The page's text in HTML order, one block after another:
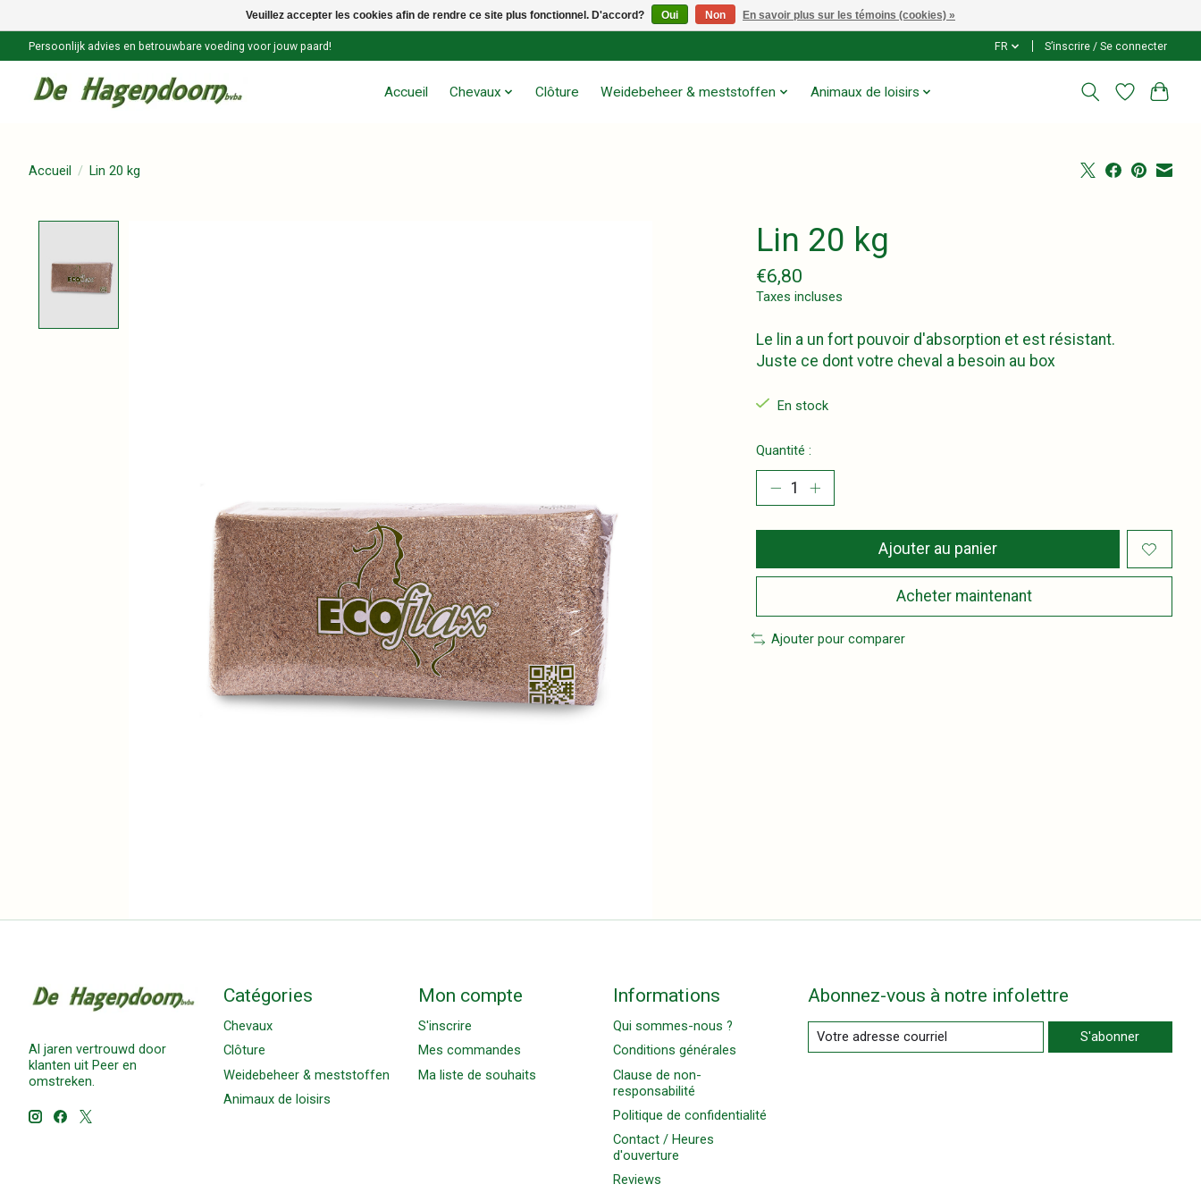
Persoonlijk advies en betrouwbare voeding voor jouw paard! FR S’inscrire / Se connecter
Accueil Chevaux Clôture Weidebeheer & meststoffen Animaux de loisirs
Accueil / Lin 20 kg
Lin 20 kg
€6,80
Taxes incluses
Le lin a un fort pouvoir d'absorption et est résistant.
Juste ce dont votre cheval a besoin au box
En stock
Quantité :
Ajouter au panier
Acheter maintenant
Ajouter pour comparer
Al jaren vertrouwd door
klanten uit Peer en
omstreken.
Catégories
Chevaux
Clôture
Weidebeheer & meststoffen
Animaux de loisirs
Mon compte
S'inscrire
Mes commandes
Ma liste de souhaits
Informations
Qui sommes-nous ?
Conditions générales
Clause de non-
responsabilité
Politique de confidentialité
Contact / Heures
d'ouverture
Reviews
Abonnez-vous à notre infolettre
S'abonner
Veuillez accepter les cookies afin de rendre ce site plus fonctionnel. D'accord? Oui Non En savoir plus sur les témoins (cookies) »